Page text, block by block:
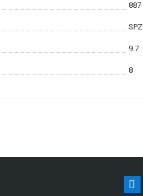
887
SPZ
9.7
8